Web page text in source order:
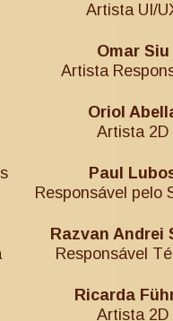
Artista UI/
Omar Siu
Artista
Oriol
Artista 2D
Paul
Responsável pelo
Razvan Andrei
Responsável
Ricarda
Artista 2D